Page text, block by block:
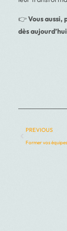
👉Vous aussi,
dès
PREVIOUS